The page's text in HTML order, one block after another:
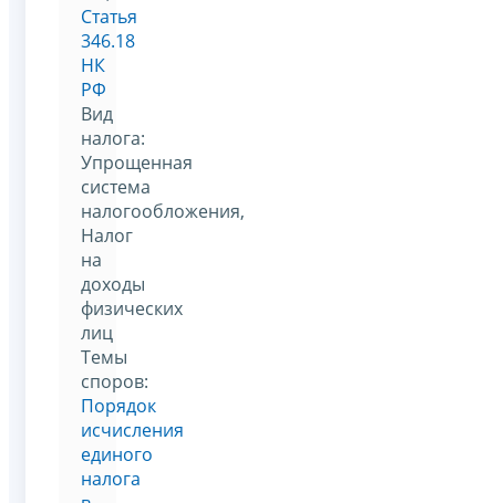
Статья
346.18
НК
РФ
Вид
налога:
Упрощенная
система
налогообложения,
Налог
на
доходы
физических
лиц
Темы
споров:
Порядок
исчисления
единого
налога